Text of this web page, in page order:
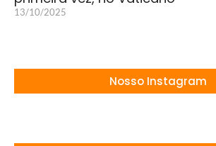
13/10/2025
Nosso Instagram